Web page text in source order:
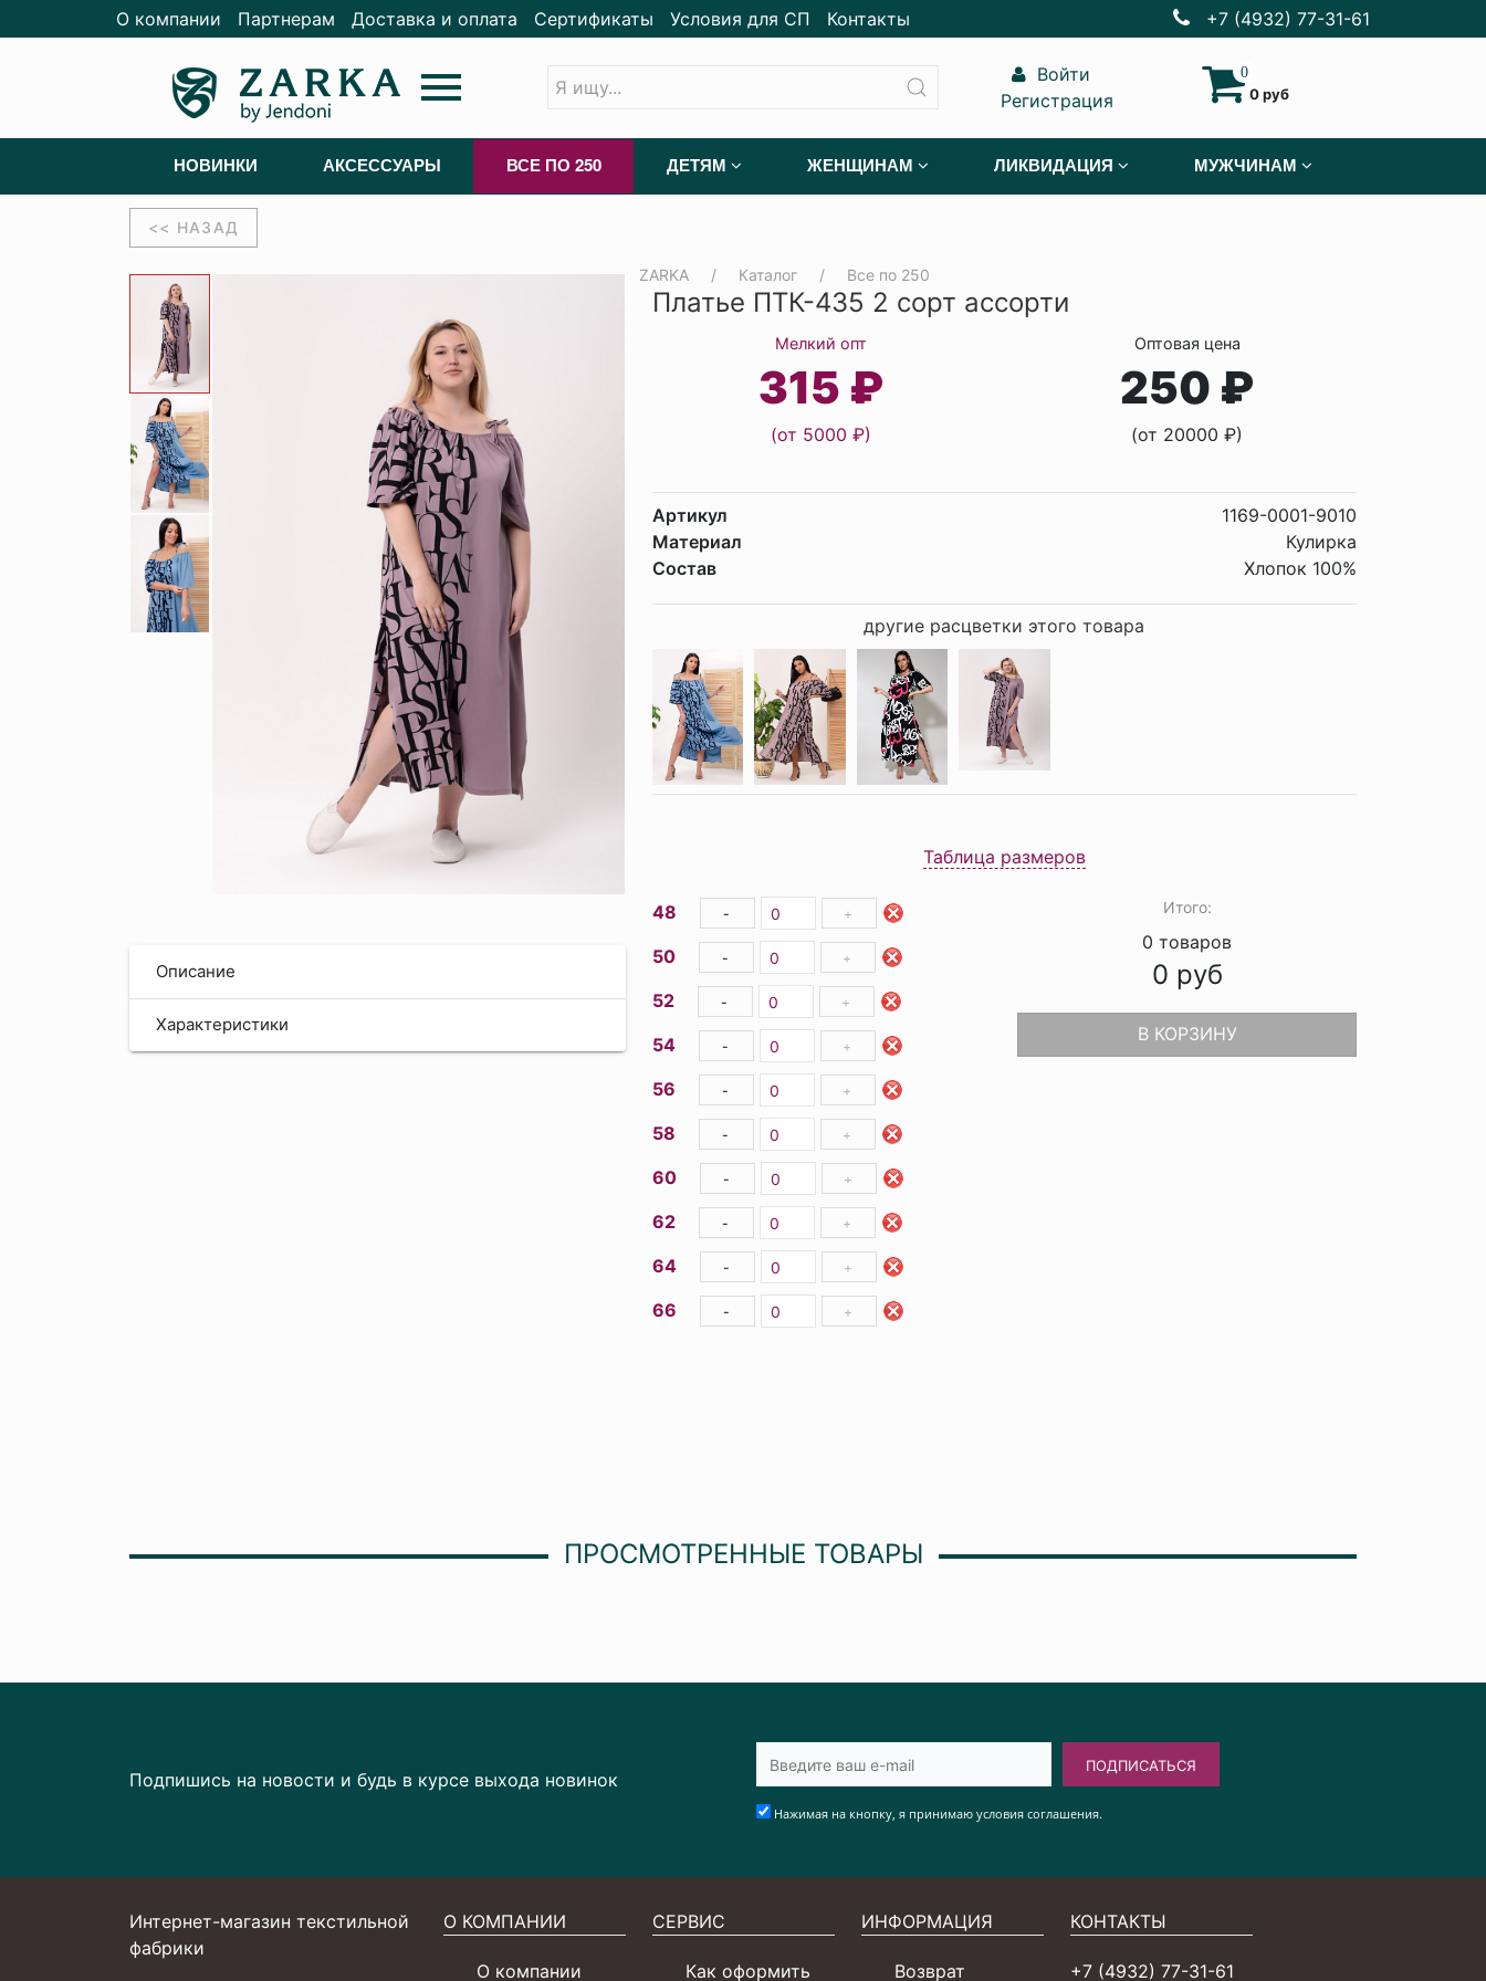
О компании Партнерам Доставка и оплата Сертификаты Условия для СП Контакты +7 (4932) 77-31-61
menu
Войти
Регистрация
0
0 руб
НОВИНКИ АКСЕССУАРЫ ВСЕ ПО 250 ДЕТЯМ ЖЕНЩИНАМ ЛИКВИДАЦИЯ МУЖЧИНАМ
<< НАЗАД
Описание
Характеристики
ZARKA Каталог Все по 250
Платье ПТК-435 2 сорт ассорти
Мелкий опт
315 ₽
(от 5000 ₽)
Оптовая цена
250 ₽
(от 20000 ₽)
Артикул
1169-0001-9010
Материал
Кулирка
Состав
Хлопок 100%
другие расцветки этого товара
Таблица размеров
48 - +
50 - +
52 - +
54 - +
56 - +
58 - +
60 - +
62 - +
64 - +
66 - +
Итого:
0 товаров
0 руб
В КОРЗИНУ
ПРОСМОТРЕННЫЕ ТОВАРЫ
Подпишись на новости и будь в курсе выхода новинок
ПОДПИСАТЬСЯ
Нажимая на кнопку, я принимаю условия соглашения.
Интернет-магазин текстильной
фабрики
О КОМПАНИИ
О компании
СЕРВИС
Как оформить
ИНФОРМАЦИЯ
Возврат
КОНТАКТЫ
+7 (4932) 77-31-61